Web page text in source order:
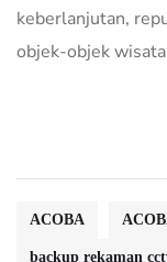
keberlanjutan,
objek-objek
ACOBA
backup rekaman